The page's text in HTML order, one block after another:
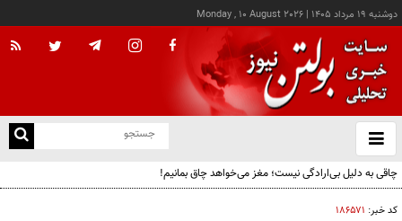
دوشنبه ۱۹ مرداد ۱۴۰۵ |
Monday , 10 August 2026
باز
و
چاقی به دلیل بی‌ارادگی نیست؛ مغز می‌خواهد چاق بمانیم!
کد خبر: ۱۸۶۵۷۱